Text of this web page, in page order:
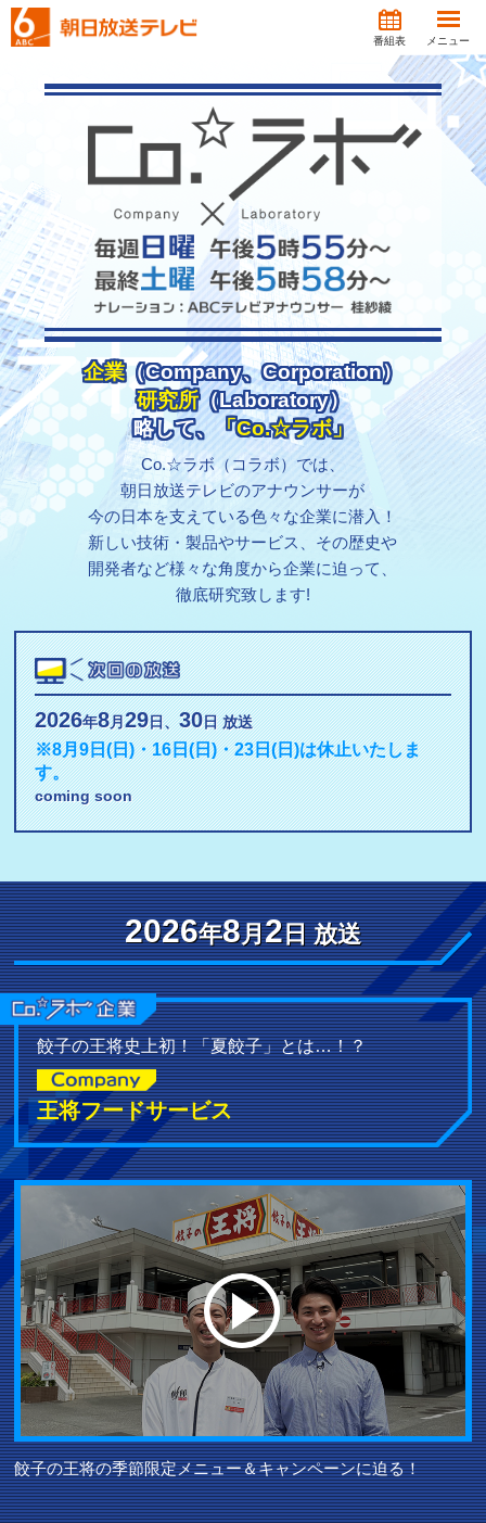
番組表 メニュー
企業（Company、Corporation）
研究所（Laboratory）
略して、「Co.☆ラボ」
Co.☆ラボ（コラボ）では、
朝日放送テレビのアナウンサーが
今の日本を支えている色々な企業に潜入！
新しい技術・製品やサービス、その歴史や
開発者など様々な角度から企業に迫って、
徹底研究致します!
2026年8月29日、30日 放送
※8月9日(日)・16日(日)・23日(日)は休止いたしま
す。
coming soon
2026年8月2日 放送
餃子の王将史上初！「夏餃子」とは…！？
王将フードサービス
餃子の王将の季節限定メニュー＆キャンペーンに迫る！